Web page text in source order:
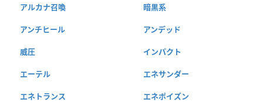
アルカナ召喚 暗黒系
アンチヒール アンデッド
威圧 インパクト
エーテル エネサンダー
エネトランス エネポイズン